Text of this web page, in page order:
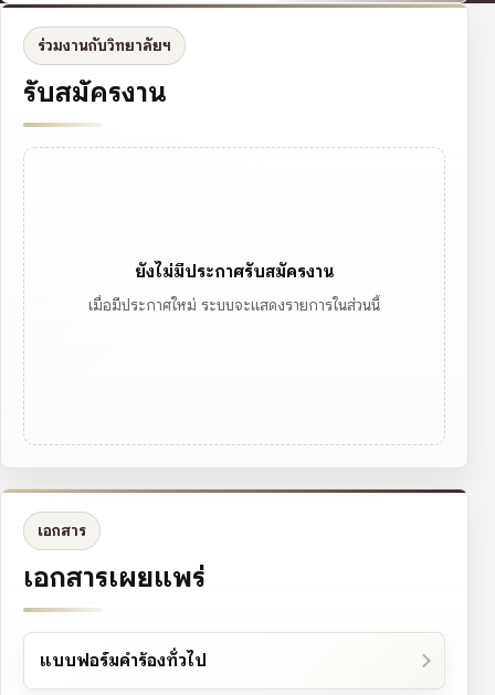
ร่วมงานกับวิทยาลัยฯ
รับสมัครงาน
ยังไม่มีประกาศรับสมัครงาน
เมื่อมีประกาศใหม่ ระบบจะแสดงรายการในส่วนนี้
เอกสาร
เอกสารเผยแพร่
แบบฟอร์มคำร้องทั่วไป